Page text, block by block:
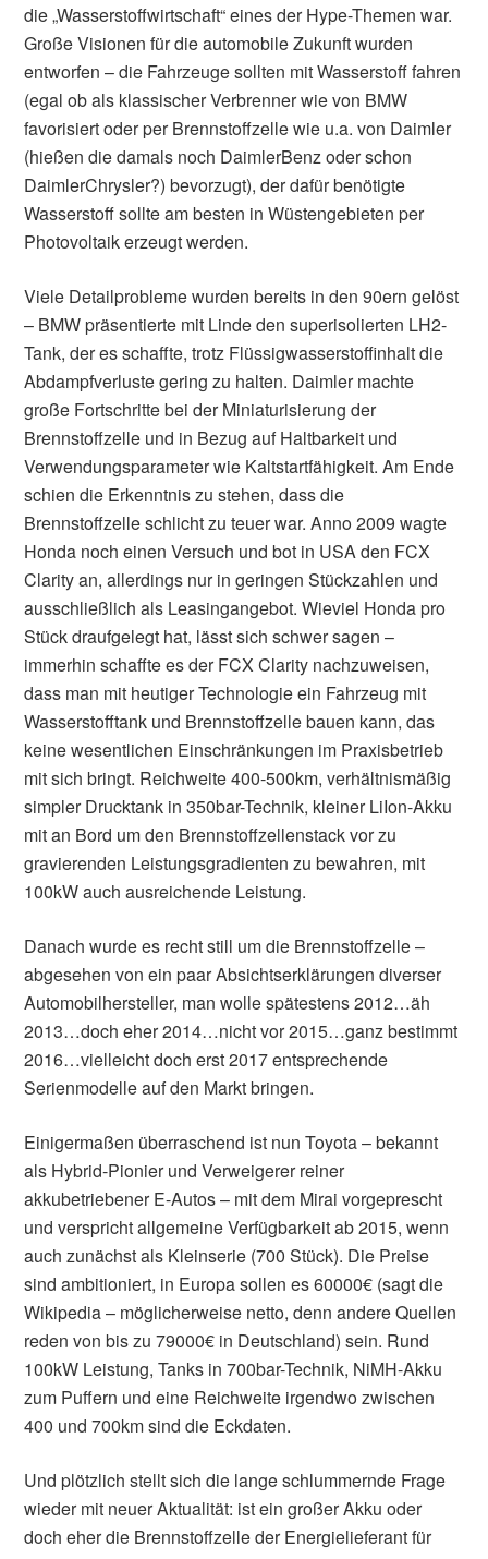
die „Wasserstoffwirtschaft“ eines der Hype-Themen war.
Große Visionen für die automobile Zukunft wurden
entworfen – die Fahrzeuge sollten mit Wasserstoff fahren
(egal ob als klassischer Verbrenner wie von BMW
favorisiert oder per Brennstoffzelle wie u.a. von Daimler
(hießen die damals noch DaimlerBenz oder schon
DaimlerChrysler?) bevorzugt), der dafür benötigte
Wasserstoff sollte am besten in Wüstengebieten per
Photovoltaik erzeugt werden.
Viele Detailprobleme wurden bereits in den 90ern gelöst
– BMW präsentierte mit Linde den superisolierten LH2-
Tank, der es schaffte, trotz Flüssigwasserstoffinhalt die
Abdampfverluste gering zu halten. Daimler machte
große Fortschritte bei der Miniaturisierung der
Brennstoffzelle und in Bezug auf Haltbarkeit und
Verwendungsparameter wie Kaltstartfähigkeit. Am Ende
schien die Erkenntnis zu stehen, dass die
Brennstoffzelle schlicht zu teuer war. Anno 2009 wagte
Honda noch einen Versuch und bot in USA den FCX
Clarity an, allerdings nur in geringen Stückzahlen und
ausschließlich als Leasingangebot. Wieviel Honda pro
Stück draufgelegt hat, lässt sich schwer sagen –
immerhin schaffte es der FCX Clarity nachzuweisen,
dass man mit heutiger Technologie ein Fahrzeug mit
Wasserstofftank und Brennstoffzelle bauen kann, das
keine wesentlichen Einschränkungen im Praxisbetrieb
mit sich bringt. Reichweite 400-500km, verhältnismäßig
simpler Drucktank in 350bar-Technik, kleiner LiIon-Akku
mit an Bord um den Brennstoffzellenstack vor zu
gravierenden Leistungsgradienten zu bewahren, mit
100kW auch ausreichende Leistung.
Danach wurde es recht still um die Brennstoffzelle –
abgesehen von ein paar Absichtserklärungen diverser
Automobilhersteller, man wolle spätestens 2012…äh
2013…doch eher 2014…nicht vor 2015…ganz bestimmt
2016…vielleicht doch erst 2017 entsprechende
Serienmodelle auf den Markt bringen.
Einigermaßen überraschend ist nun Toyota – bekannt
als Hybrid-Pionier und Verweigerer reiner
akkubetriebener E-Autos – mit dem Mirai vorgeprescht
und verspricht allgemeine Verfügbarkeit ab 2015, wenn
auch zunächst als Kleinserie (700 Stück). Die Preise
sind ambitioniert, in Europa sollen es 60000€ (sagt die
Wikipedia – möglicherweise netto, denn andere Quellen
reden von bis zu 79000€ in Deutschland) sein. Rund
100kW Leistung, Tanks in 700bar-Technik, NiMH-Akku
zum Puffern und eine Reichweite irgendwo zwischen
400 und 700km sind die Eckdaten.
Und plötzlich stellt sich die lange schlummernde Frage
wieder mit neuer Aktualität: ist ein großer Akku oder
doch eher die Brennstoffzelle der Energielieferant für